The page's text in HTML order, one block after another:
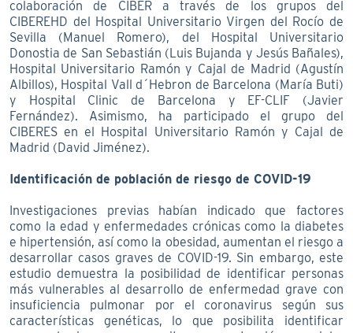
colaboración de CIBER a través de los grupos del
CIBEREHD del Hospital Universitario Virgen del Rocío de
Sevilla (Manuel Romero), del Hospital Universitario
Donostia de San Sebastián (Luis Bujanda y Jesús Bañales),
Hospital Universitario Ramón y Cajal de Madrid (Agustín
Albillos), Hospital Vall d´Hebron de Barcelona (María Buti)
y Hospital Clinic de Barcelona y EF-CLIF (Javier
Fernández). Asimismo, ha participado el grupo del
CIBERES en el Hospital Universitario Ramón y Cajal de
Madrid (David Jiménez).
Identificación de población de riesgo de COVID-19
Investigaciones previas habían indicado que factores
como la edad y enfermedades crónicas como la diabetes
e hipertensión, así como la obesidad, aumentan el riesgo a
desarrollar casos graves de COVID-19. Sin embargo, este
estudio demuestra la posibilidad de identificar personas
más vulnerables al desarrollo de enfermedad grave con
insuficiencia pulmonar por el coronavirus según sus
características genéticas, lo que posibilita identificar